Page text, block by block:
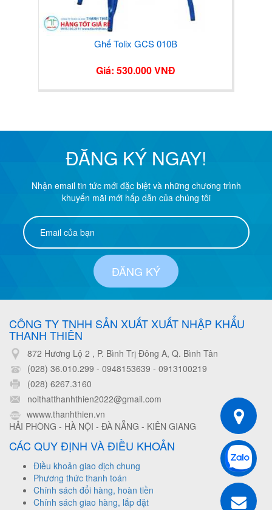
Ghế Tolix GCS 010B
Giá: 530.000 VNĐ
ĐĂNG KÝ NGAY!
Nhận email tin tức mới đặc biệt và những chương trình
khuyến mãi mới hấp dẫn của chúng tôi
ĐĂNG KÝ
CÔNG TY TNHH SẢN XUẤT XUẤT NHẬP KHẨU
THANH THIÊN
872 Hương Lộ 2 , P. Bình Trị Đông A, Q. Bình Tân
(028) 36.010.299 - 0948153639 - 0913100219
(028) 6267.3160
noithatthanhthien2022@gmail.com
wwww.thanhthien.vn
HẢI PHÒNG - HÀ NỘI - ĐÀ NẴNG - KIÊN GIANG
CÁC QUY ĐỊNH VÀ ĐIỀU KHOẢN
Điều khoản giao dịch chung
Phương thức thanh toán
Chính sách đổi hàng, hoàn tiền
Chính sách giao hàng, lắp đặt